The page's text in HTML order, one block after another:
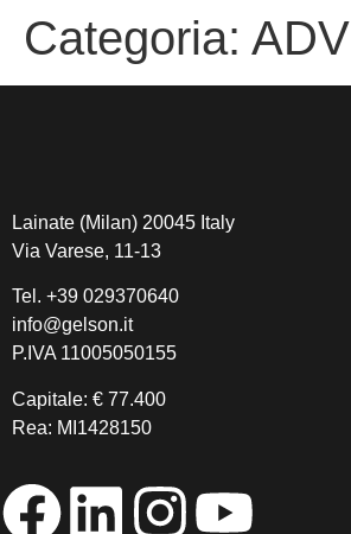
Categoria: ADV
Lainate (Milan) 20045 Italy
Via Varese, 11-13
Tel. +39 029370640
info@gelson.it
P.IVA 11005050155
Capitale: € 77.400
Rea: MI1428150